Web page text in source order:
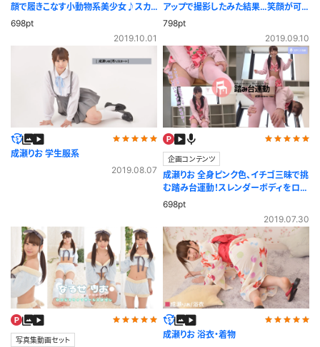
顔で履きこなす小動物系美少女♪スカ
ート比較実験
698pt
2019.10.01
アップで撮影したみた結果…笑顔が可
愛いすぎた！接写編
798pt
2019.09.10
成瀬りお 学生服系
2019.08.07
企画コンテンツ
成瀬りお 全身ピンク色、イチゴ三昧で挑
む踏み台運動！スレンダーボディをロー
アングルで！
698pt
2019.07.30
写真集動画セット
成瀬りお 浴衣・着物